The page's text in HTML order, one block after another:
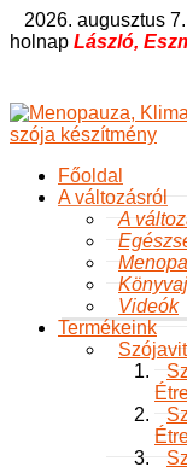
2026. augusztus
holnap László,
Főoldal
A változásról
A
Videók
Termékeink